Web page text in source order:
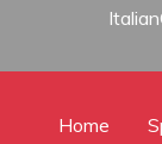
Home